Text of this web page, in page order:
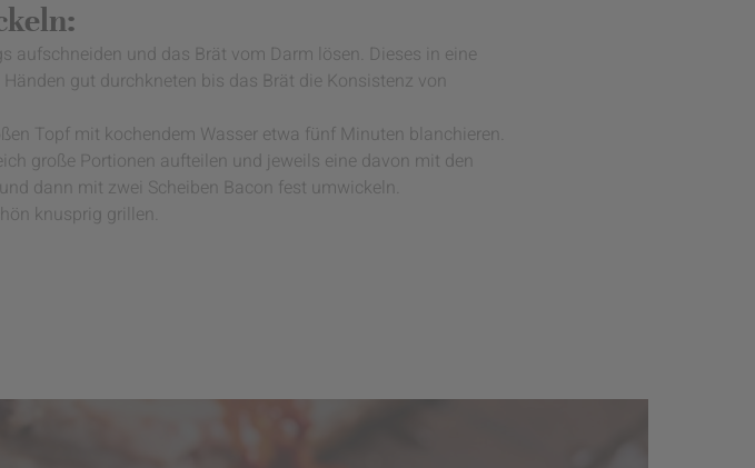
aufschneiden und das Brät vom Darm lösen. Dieses in eine
gut durchkneten bis das Brät die Konsistenz von
Topf mit kochendem Wasser etwa fünf Minuten blanchieren.
große Portionen aufteilen und jeweils eine davon mit den
dann mit zwei Scheiben Bacon fest umwickeln.
knusprig grillen.